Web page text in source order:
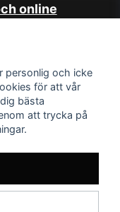
online
starten 1965 varit
Du kan känna dig
köp hos oss
det är i butiken i
online. Det går
kontakta oss via
telefon. Vår butik
öppettider har
50år.
personlig och icke
för att vår
bästa
att trycka på